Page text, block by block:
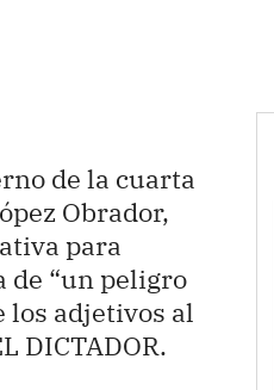
de la cuarta
Obrador,
para
de “un peligro
los adjetivos al
DICTADOR.